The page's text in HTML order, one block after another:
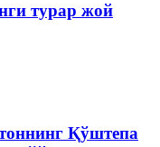
турар жой
Қўштепа